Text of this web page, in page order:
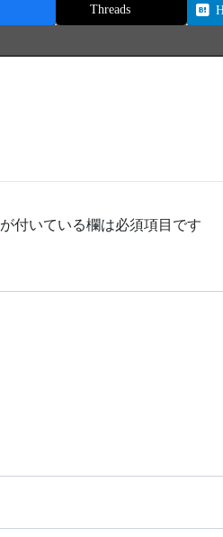
Threads
が付いている欄は必須項目です